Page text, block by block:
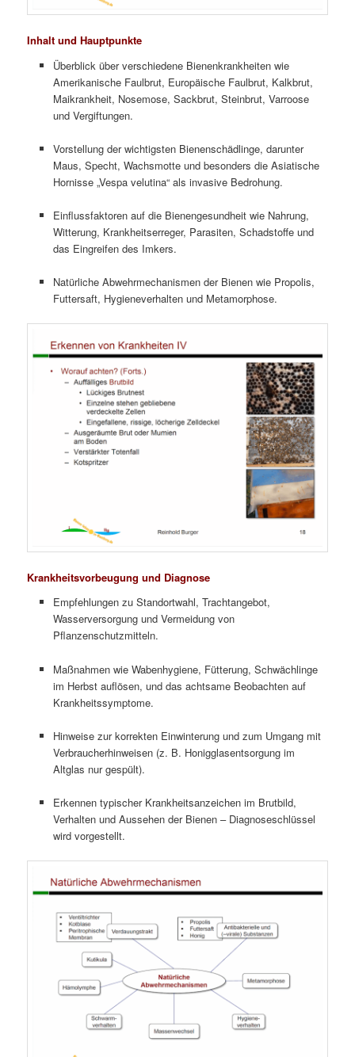
Inhalt und Hauptpunkte
Überblick über verschiedene Bienenkrankheiten wie
Amerikanische Faulbrut, Europäische Faulbrut, Kalkbrut,
Maikrankheit, Nosemose, Sackbrut, Steinbrut, Varroose
und Vergiftungen.
Vorstellung der wichtigsten Bienenschädlinge, darunter
Maus, Specht, Wachsmotte und besonders die Asiatische
Hornisse „Vespa velutina“ als invasive Bedrohung.
Einflussfaktoren auf die Bienengesundheit wie Nahrung,
Witterung, Krankheitserreger, Parasiten, Schadstoffe und
das Eingreifen des Imkers.
Natürliche Abwehrmechanismen der Bienen wie Propolis,
Futtersaft, Hygieneverhalten und Metamorphose.
Krankheitsvorbeugung und Diagnose
Empfehlungen zu Standortwahl, Trachtangebot,
Wasserversorgung und Vermeidung von
Pflanzenschutzmitteln.
Maßnahmen wie Wabenhygiene, Fütterung, Schwächlinge
im Herbst auflösen, und das achtsame Beobachten auf
Krankheitssymptome.
Hinweise zur korrekten Einwinterung und zum Umgang mit
Verbraucherhinweisen (z. B. Honigglasentsorgung im
Altglas nur gespült).
Erkennen typischer Krankheitsanzeichen im Brutbild,
Verhalten und Aussehen der Bienen – Diagnoseschlüssel
wird vorgestellt.